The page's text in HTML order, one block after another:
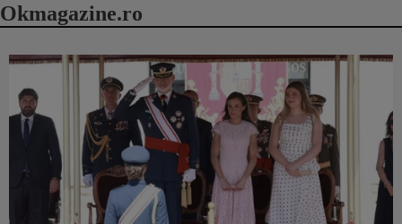
Okmagazine.ro